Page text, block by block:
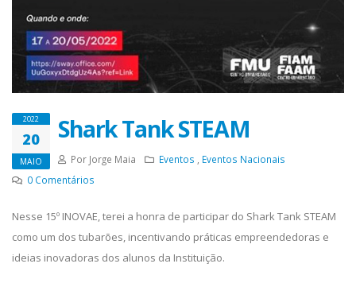
2022
20
MAIO
Shark Tank STEAM
Por Jorge Maia Eventos , Eventos Nacionais
0 Comentários
Nesse 15º INOVAE, terei a honra de participar do Shark Tank STEAM
como um dos tubarões, incentivando práticas empreendedoras e
ideias inovadoras dos alunos da Instituição.